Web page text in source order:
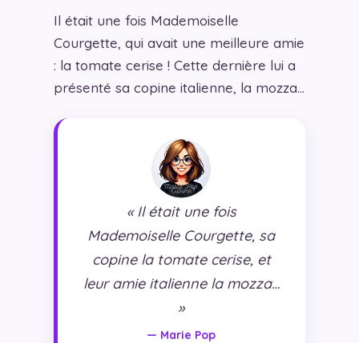
Il était une fois Mademoiselle
Courgette, qui avait une meilleure amie
: la tomate cerise ! Cette dernière lui a
présenté sa copine italienne, la mozza…
« Il était une fois
Mademoiselle Courgette, sa
copine la tomate cerise, et
leur amie italienne la mozza…
»
— Marie Pop